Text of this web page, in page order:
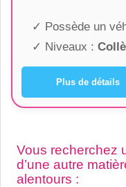
✓ Possède un
✓ Niveaux :
Plus de détails
Vous recherchez
d’une autre
alentours :